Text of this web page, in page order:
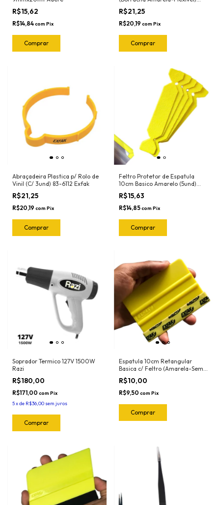
R$15,62
R$14,84com Pix
50-2030 Exfak
R$21,25
R$20,19 com Pix
Abraçadeira Plastica p/ Rolo de
Vinil (C/ 3und) 83-6112 Exfak
R$21,25
R$20,19 com Pix
Feltro Protetor de Espatula
10cm Basico Amarelo (5und)
1090 Ronek
R$15,63
R$14,85com Pix
Soprador Termico 127V 1500W
Razi
R$180,00
R$171,00 com Pix
5xde R$36,00 sem juros
Espatula 10cm Retangular
Basica c/ Feltro (Amarela-Semi
Flexivel) 50-2032 Exfak
R$10,00
R$9,50 com Pix